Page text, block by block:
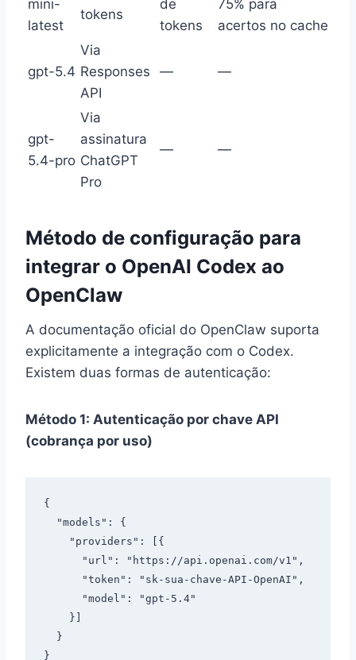
mini-
latest
tokens
de
tokens
75% para
acertos no cache
gpt-5.4
Via
Responses
API
— —
gpt-
5.4-pro
Via
assinatura
ChatGPT
Pro
— —
Método de configuração para
integrar o OpenAI Codex ao
OpenClaw
A documentação oficial do OpenClaw suporta
explicitamente a integração com o Codex.
Existem duas formas de autenticação:
Método 1: Autenticação por chave API
(cobrança por uso)
{